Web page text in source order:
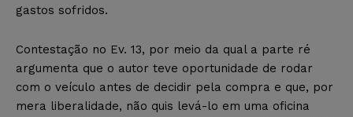
gastos sofridos.
Contestação no Ev. 13, por meio da qual a parte ré
argumenta que o autor teve oportunidade de rodar
com o veículo antes de decidir pela compra e que, por
mera liberalidade, não quis levá-lo em uma oficina